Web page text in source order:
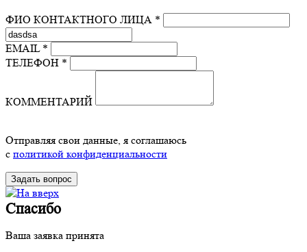
ФИО КОНТАКТНОГО ЛИЦА *
EMAIL *
ТЕЛЕФОН *
КОММЕНТАРИЙ
Отправляя свои данные, я соглашаюсь
с политикой конфиденциальности
Спасибо
Ваша заявка принята